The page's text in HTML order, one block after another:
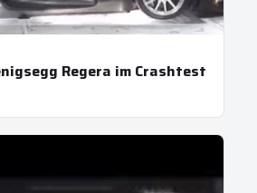
Regera im Crashtest